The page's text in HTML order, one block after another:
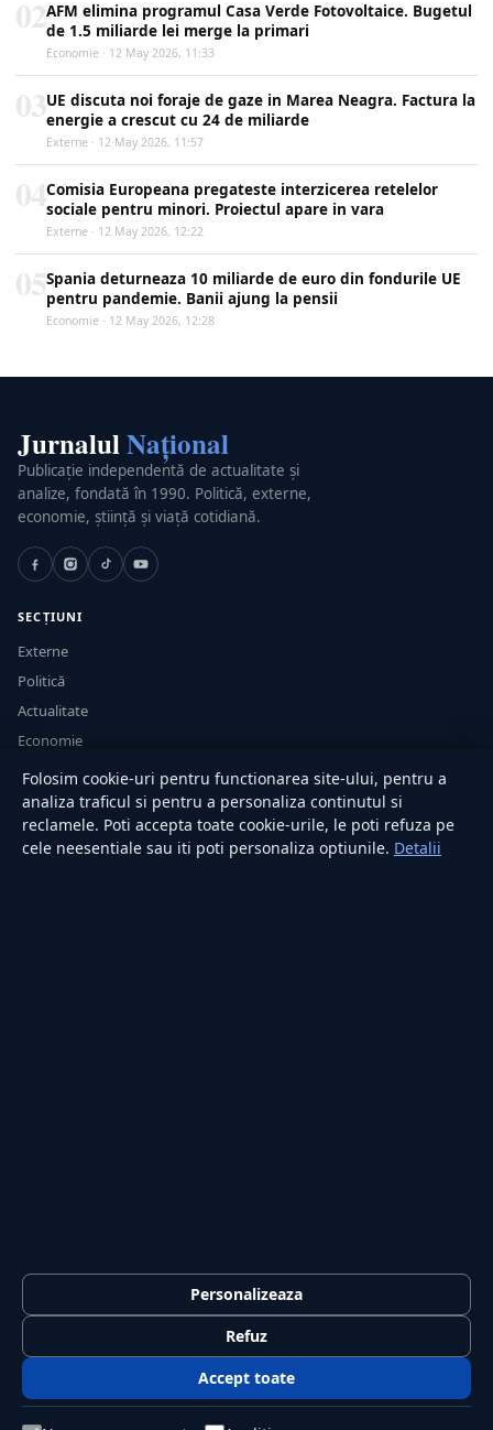
AFM elimina programul Casa Verde Fotovoltaice. Bugetul
de 1.5 miliarde lei merge la primari
Economie · 12 May 2026, 11:33
UE discuta noi foraje de gaze in Marea Neagra. Factura la
energie a crescut cu 24 de miliarde
Externe · 12 May 2026, 11:57
Comisia Europeana pregateste interzicerea retelelor
sociale pentru minori. Proiectul apare in vara
Externe · 12 May 2026, 12:22
Spania deturneaza 10 miliarde de euro din fondurile UE
pentru pandemie. Banii ajung la pensii
Economie · 12 May 2026, 12:28
JurnalulNațional
Publicație independentă de actualitate și
analize, fondată în 1990. Politică, externe,
economie, știință și viață cotidiană.
SECȚIUNI
Externe
Politică
Actualitate
Economie
Sănătate
Utile
RUBRICI
Confidențialitate
Politica de cookies
Folosim cookie-uri pentru functionarea site-ului, pentru a
analiza traficul si pentru a personaliza continutul si
reclamele. Poti accepta toate cookie-urile, le poti refuza pe
cele neesentiale sau iti poti personaliza optiunile. Detalii
Personalizeaza
Refuz
Accept toate